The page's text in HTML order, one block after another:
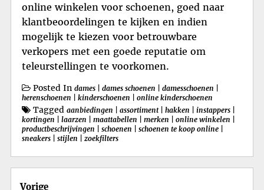
online winkelen voor schoenen, goed naar
klantbeoordelingen te kijken en indien
mogelijk te kiezen voor betrouwbare
verkopers met een goede reputatie om
teleurstellingen te voorkomen.
Posted In dames dames schoenen damesschoenen
herenschoenen
kinderschoenen online kinderschoenen
Tagged aanbiedingen assortiment| hakken instappers
kortingen
laarzen maattabellen merken online winkelen
productbeschrijvingen
schoenen schoenen te koop online
sneakers
stijlen zoekfilters
Berichtnavigatie
Vorige